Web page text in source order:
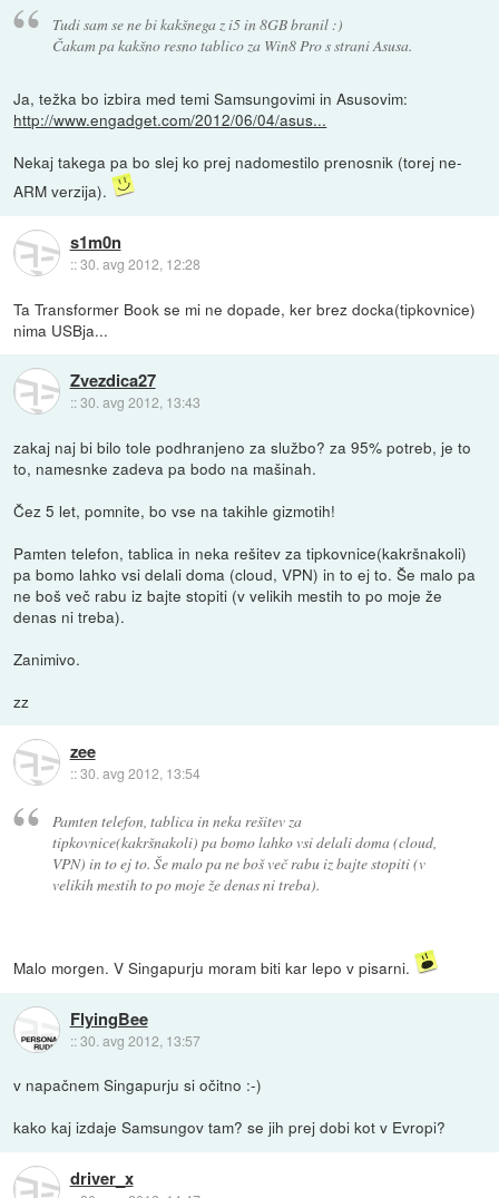
Tudi sam se ne bi kakšnega z i5 in 8GB branil :)
Čakam pa kakšno resno tablico za Win8 Pro s strani Asusa.
Ja, težka bo izbira med temi Samsungovimi in Asusovim:
http://www.engadget.com/2012/06/04/asus...
Nekaj takega pa bo slej ko prej nadomestilo prenosnik (torej ne-
ARM verzija).
s1m0n
::30. avg 2012, 12:28
Ta Transformer Book se mi ne dopade, ker brez docka(tipkovnice)
nima USBja...
Zvezdica27
::30. avg 2012, 13:43
zakaj naj bi bilo tole podhranjeno za službo? za 95% potreb, je to
to, namesnke zadeva pa bodo na mašinah.
Čez 5 let, pomnite, bo vse na takihle gizmotih!
Pamten telefon, tablica in neka rešitev za tipkovnice(kakršnakoli)
pa bomo lahko vsi delali doma (cloud, VPN) in to ej to. Še malo pa
ne boš več rabu iz bajte stopiti (v velikih mestih to po moje že
denas ni treba).
Zanimivo.
zz
zee
::30. avg 2012, 13:54
Pamten telefon, tablica in neka rešitev za
tipkovnice(kakršnakoli) pa bomo lahko vsi delali doma (cloud,
VPN) in to ej to. Še malo pa ne boš več rabu iz bajte stopiti (v
velikih mestih to po moje že denas ni treba).
Malo morgen. V Singapurju moram biti kar lepo v pisarni.
FlyingBee
::30. avg 2012, 13:57
v napačnem Singapurju si očitno :-)
kako kaj izdaje Samsungov tam? se jih prej dobi kot v Evropi?
driver_x